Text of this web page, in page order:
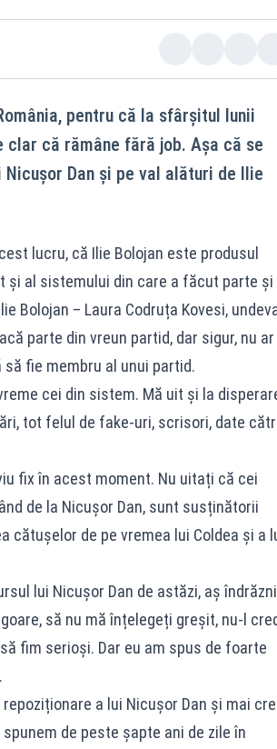
pentru că la sfârșitul lunii
că rămâne fără job. Așa că se
Dan și pe val alături de Ilie
lucru, că Ilie Bolojan este produsul
și al sistemului din care a făcut parte și
Bolojan – Laura Codruța Kovesi,
parte din vreun partid, dar sigur, nu ar
fie membru al unui partid.
cei din sistem. Mă uit și la
tot felul de fake-uri, scrisori, date
fix în acest moment. Nu uitați că cei
de la Nicușor Dan, sunt susținătorii
cătușelor de pe vremea lui Coldea și a
lui Nicușor Dan de astăzi, aș îndrăzni
să nu mă înțelegeți greșit, nu-l
fim serioși. Dar eu am spus de foarte
a lui Nicușor Dan și mai
de peste șapte ani de zile în